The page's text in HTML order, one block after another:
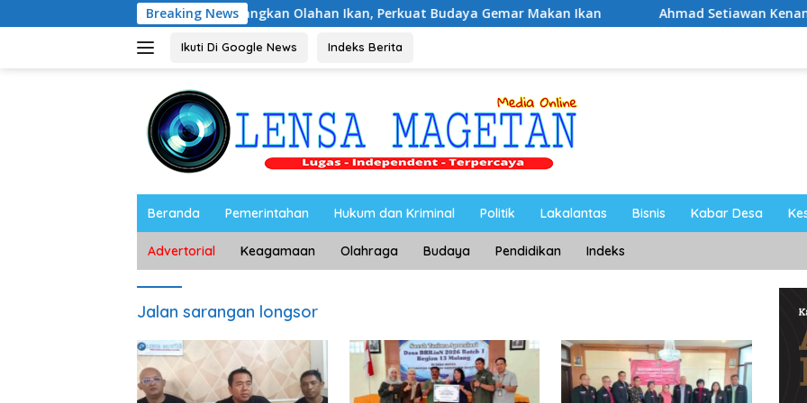
ke
Breaking News
Ibu Magetan Kembangkan Olahan Ikan, Perkuat Budaya Gemar Makan Ikan Ahmad Setiawan Kenang M. Sholeh:
Ikuti Di Google News Indeks Berita
Beranda Pemerintahan Hukum dan Kriminal Politik Lakalantas Bisnis Kabar Desa
Advertorial Keagamaan Olahraga Budaya Pendidikan Indeks
Jalan sarangan longsor